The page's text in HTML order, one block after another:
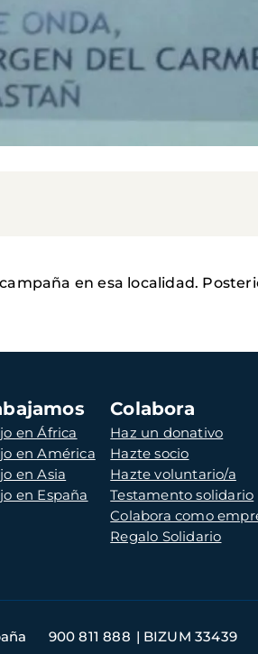
en esa localidad.
en África
en América
en Asia
en España
Colabora
Haz un donativo
Hazte socio
Hazte voluntario/a
Testamento solidario
Colabora como
Regalo Solidario
900 811 888 BIZUM 33439